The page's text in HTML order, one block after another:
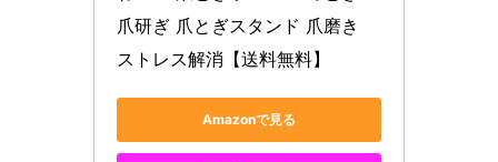
爪研ぎ 爪とぎスタンド 爪磨き
ストレス解消【送料無料】
Amazonで見る